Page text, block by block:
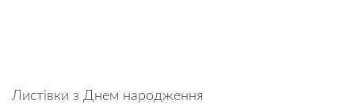
Листівки з Днем народження